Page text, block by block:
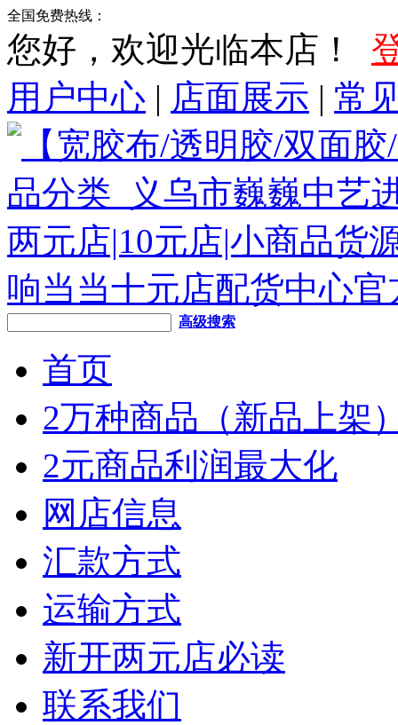
全国免费热线：
您好，欢迎光临本店！
用户中心 | 店面展示 | 常
高级搜索
首页
2万种商品（新品上架
2元商品利润最大化
网店信息
汇款方式
运输方式
新开两元店必读
联系我们